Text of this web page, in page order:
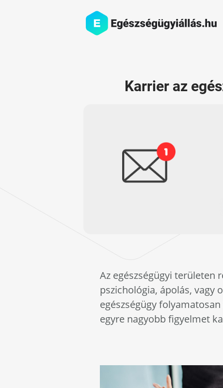
Karrier az
Az egészségügyi területen
pszichológia, ápolás, vagy
egészségügy
egyre nagyobb figyelmet